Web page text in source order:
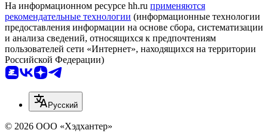
На информационном ресурсе hh.ru применяются
рекомендательные технологии (информационные технологии
предоставления информации на основе сбора, систематизации
и анализа сведений, относящихся к предпочтениям
пользователей сети «Интернет», находящихся на территории
Российской Федерации)
Русский
© 2026 ООО «Хэдхантер»